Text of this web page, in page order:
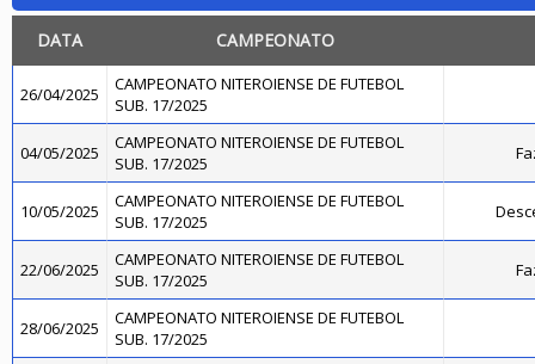
DATA CAMPEONATO
26/04/2025
CAMPEONATO NITEROIENSE DE FUTEBOL
SUB. 17/2025
04/05/2025
CAMPEONATO NITEROIENSE DE FUTEBOL
SUB. 17/2025
10/05/2025
CAMPEONATO NITEROIENSE DE FUTEBOL
SUB. 17/2025
22/06/2025
CAMPEONATO NITEROIENSE DE FUTEBOL
SUB. 17/2025
28/06/2025
CAMPEONATO NITEROIENSE DE FUTEBOL
SUB. 17/2025